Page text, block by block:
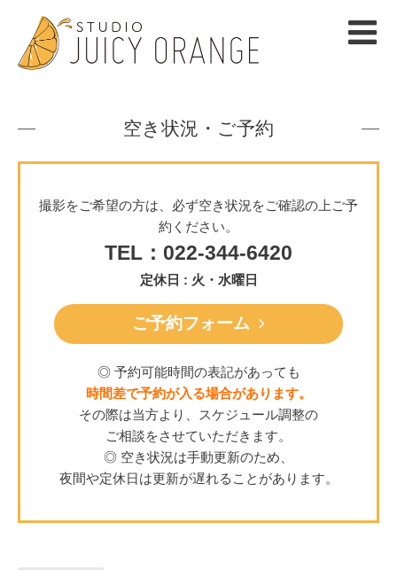
空き状況・ご予約
撮影をご希望の方は、必ず空き状況をご確認の上ご予
約ください。
TEL：022-344-6420
定休日 : 火・水曜日
ご予約フォーム
◎ 予約可能時間の表記があっても
時間差で予約が入る場合があります。
その際は当方より、スケジュール調整の
ご相談をさせていただきます。
◎ 空き状況は手動更新のため、
夜間や定休日は更新が遅れることがあります。